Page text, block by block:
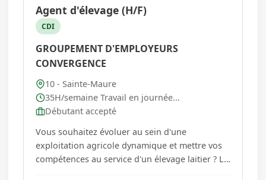
Agent d'élevage (H/F)
CDI
GROUPEMENT D'EMPLOYEURS
CONVERGENCE
10 - Sainte-Maure
35H/semaine Travail en journée...
Débutant accepté
Vous souhaitez évoluer au sein d'une
exploitation agricole dynamique et mettre vos
compétences au service d'un élevage laitier ? Le